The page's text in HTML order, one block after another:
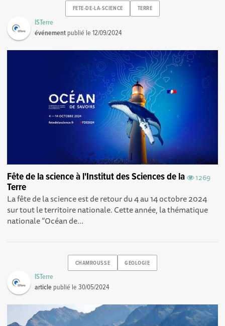
FETE-DE-LA-SCIENCE TERRE
ISTerre
événement publié le12/09/2024
1269
Fête de la science à l'Institut des Sciences de la
Terre
La fête de la science est de retour du 4 au 14 octobre 2024
sur tout le territoire nationale. Cette année, la thématique
nationale “Océan de...
CHAMROUSSE GEOLOGIE
ISTerre
article publié le30/05/2024